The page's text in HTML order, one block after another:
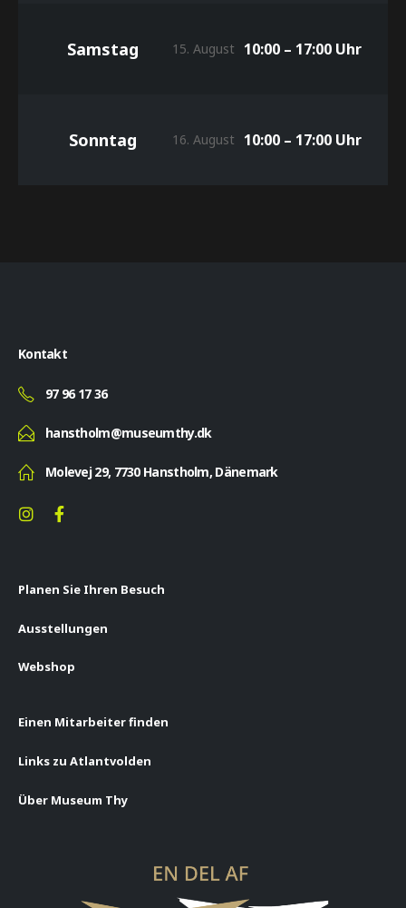
Samstag 15. August 10:00 – 17:00 Uhr
Sonntag 16. August 10:00 – 17:00 Uhr
Kontakt
97 96 17 36
hanstholm@museumthy.dk
Molevej 29, 7730 Hanstholm, Dänemark
Planen Sie Ihren Besuch
Ausstellungen
Webshop
Einen Mitarbeiter finden
Links zu Atlantvolden
Über Museum Thy